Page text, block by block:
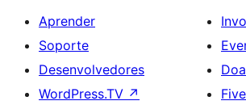
Aprender
Soporte
Desenvolvedores
WordPress.TV ↗